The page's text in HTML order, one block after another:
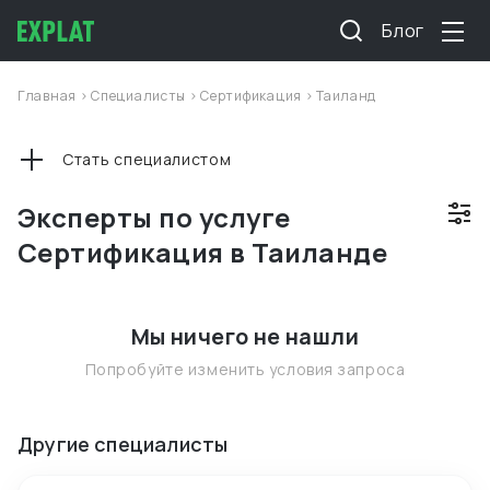
Блог
Главная >Специалисты >Сертификация >Таиланд
Эксперты по услуге
Сертификация в Таиланде
Стать специалистом
Мы ничего не нашли
Попробуйте изменить условия запроса
Другие специалисты